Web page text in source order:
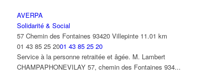
AVERPA
Solidarité & Social
57 Chemin des Fontaines 93420 Villepinte 11.01 km
01 43 85 25 2001 43 85 25 20
Service à la personne retraitée et âgée. M. Lambert
CHAMPAPHONEVILAY 57, chemin des Fontaines 934...